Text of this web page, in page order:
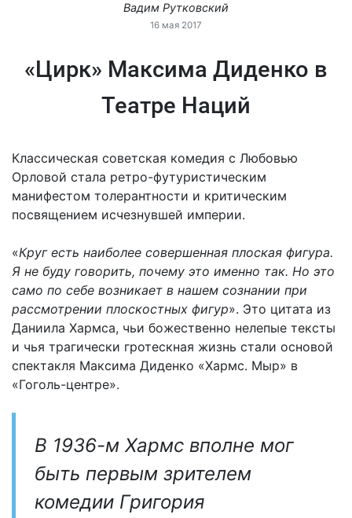
Вадим Рутковский
16 мая 2017
«Цирк» Максима Диденко в
Театре Наций
Классическая советская комедия с Любовью
Орловой стала ретро-футуристическим
манифестом толерантности и критическим
посвящением исчезнувшей империи.
«Круг есть наиболее совершенная плоская фигура.
Я не буду говорить, почему это именно так. Но это
само по себе возникает в нашем сознании при
рассмотрении плоскостных фигур». Это цитата из
Даниила Хармса, чьи божественно нелепые тексты
и чья трагически гротескная жизнь стали основой
спектакля Максима Диденко «Хармс. Мыр» в
«Гоголь-центре».
В 1936-м Хармс вполне мог
быть первым зрителем
комедии Григория